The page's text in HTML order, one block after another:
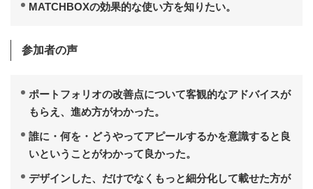
MATCHBOXの効果的な使い方を知りたい。
参加者の声
ポートフォリオの改善点について客観的なアドバイスが
もらえ、進め方がわかった。
誰に・何を・どうやってアピールするかを意識すると良
いということがわかって良かった。
デザインした、だけでなくもっと細分化して載せた方が